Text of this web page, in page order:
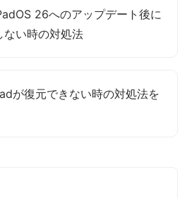
26へのアップデート後に
ない時の対処法
が復元できない時の対処法を